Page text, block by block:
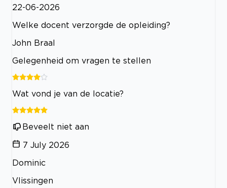
22-06-2026
Welke docent verzorgde de opleiding?
John Braal
Gelegenheid om vragen te stellen
Wat vond je van de locatie?
Beveelt niet aan
7 July 2026
Dominic
Vlissingen